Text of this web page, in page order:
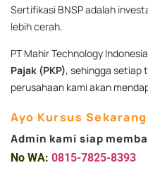
Sertifikasi BNSP adalah
lebih cerah.
PT Mahir Technology
Pajak (PKP), sehingga setiap
perusahaan kami akan
Ayo Kursus
Admin kami siap
No WA: 0815-7825-8393